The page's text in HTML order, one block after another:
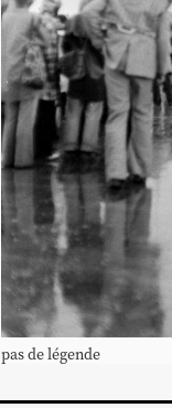
pas de légende